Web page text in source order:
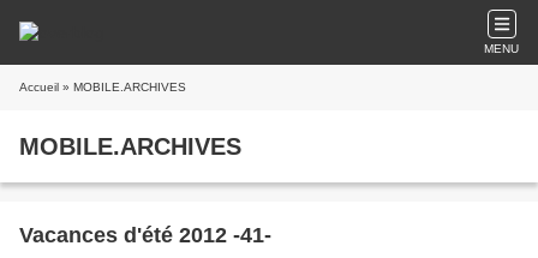
MENU
Accueil » MOBILE.ARCHIVES
MOBILE.ARCHIVES
Vacances d'été 2012 -41-